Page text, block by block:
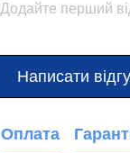
Додайте перший
Написати
Оплата